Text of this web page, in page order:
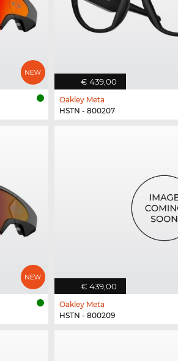
€ 439,00
Oakley Meta
HSTN - 800207
€ 439,00
Oakley Meta
HSTN - 800209